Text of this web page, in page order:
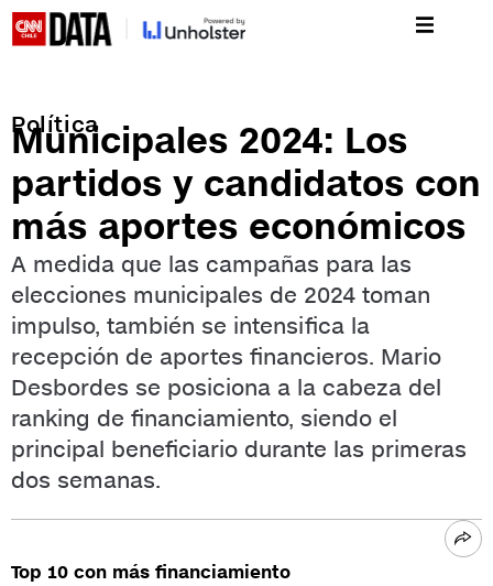
Política
Municipales 2024: Los
partidos y candidatos con
más aportes económicos
A medida que las campañas para las
elecciones municipales de 2024 toman
impulso, también se intensifica la
recepción de aportes financieros. Mario
Desbordes se posiciona a la cabeza del
ranking de financiamiento, siendo el
principal beneficiario durante las primeras
dos semanas.
Top 10 con más financiamiento